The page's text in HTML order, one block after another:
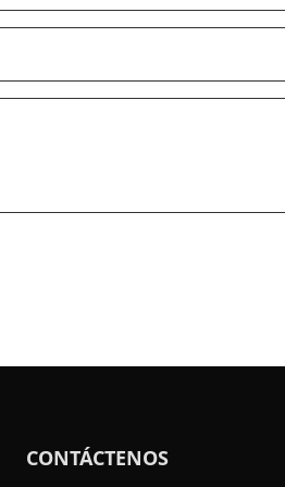
de
transmisión eléctrica
CONTÁCTENOS